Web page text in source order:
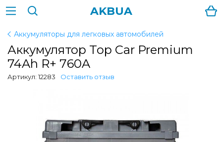
Аккумуляторы для легковых автомобилей
Аккумулятор Top Car Premium
74Ah R+ 760A
Артикул: 12283 Оставить отзыв
AKBUA